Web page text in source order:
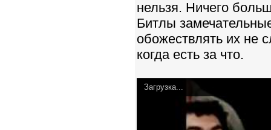
нельзя. Ничего
Битлы
обожествлять их не
когда есть за что.
Загрузка...